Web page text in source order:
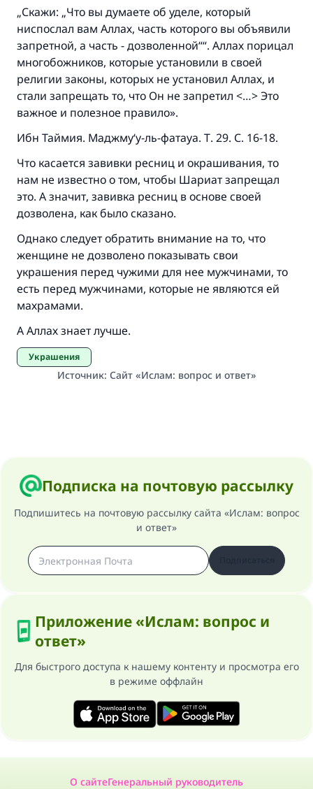
„Скажи: „Что вы думаете об уделе, который
ниспослал вам Аллах, часть которого вы объявили
запретной, а часть - дозволенной““. Аллах порицал
многобожников, которые установили в своей
религии законы, которых не установил Аллах, и
стали запрещать то, что Он не запретил <…> Это
важное и полезное правило».
Ибн Таймия. Маджму‘у-ль-фатауа. Т. 29. С. 16-18.
Что касается завивки ресниц и окрашивания, то
нам не известно о том, чтобы Шариат запрещал
это. А значит, завивка ресниц в основе своей
дозволена, как было сказано.
Однако следует обратить внимание на то, что
женщине не дозволено показывать свои
украшения перед чужими для нее мужчинами, то
есть перед мужчинами, которые не являются ей
махрамами.
А Аллах знает лучше.
Украшения
Источник: Сайт «Ислам: вопрос и ответ»
Подписка на почтовую рассылку
Подпишитесь на почтовую рассылку сайта «Ислам: вопрос
и ответ»
Приложение «Ислам: вопрос и
ответ»
Для быстрого доступа к нашему контенту и просмотра его
в режиме оффлайн
О сайтеГенеральный руководитель
Участвуйте сейчас!